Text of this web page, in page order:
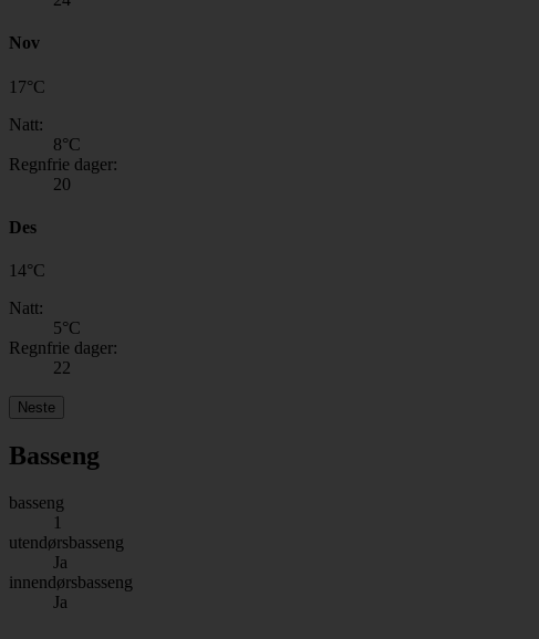
Nov
17°C
Natt:
8°C
Regnfrie dager:
20
Des
14°C
Natt:
5°C
Regnfrie dager:
22
Neste
Basseng
basseng
1
utendørsbasseng
Ja
innendørsbasseng
Ja